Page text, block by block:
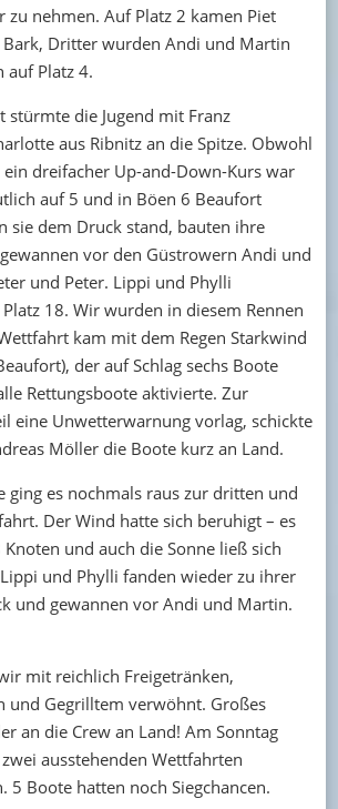
zu nehmen. Auf Platz 2 kamen Piet
Dritter wurden Andi und Martin
auf Platz 4.
stürmte die Jugend mit Franz
aus Ribnitz an die Spitze. Obwohl
dreifacher Up-and-Down-Kurs war
auf 5 und in Böen 6 Beaufort
sie dem Druck stand, bauten ihre
vor den Güstrowern Andi und
und Peter. Lippi und Phylli
18. Wir wurden in diesem Rennen
kam mit dem Regen Starkwind
der auf Schlag sechs Boote
Rettungsboote aktivierte. Zur
eine Unwetterwarnung vorlag, schickte
Möller die Boote kurz an Land.
ging es nochmals raus zur dritten und
Der Wind hatte sich beruhigt – es
und auch die Sonne ließ sich
und Phylli fanden wieder zu ihrer
und gewannen vor Andi und Martin.
mit reichlich Freigetränken,
und Gegrilltem verwöhnt. Großes
an die Crew an Land! Am Sonntag
ausstehenden Wettfahrten
5 Boote hatten noch Siegchancen.